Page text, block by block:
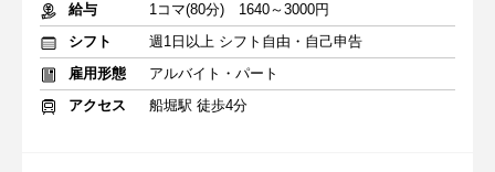
給与
1コマ(80分) 1640～3000円
シフト
週1日以上 シフト自由・自己申告
雇用形態
アルバイト・パート
アクセス
船堀駅 徒歩4分